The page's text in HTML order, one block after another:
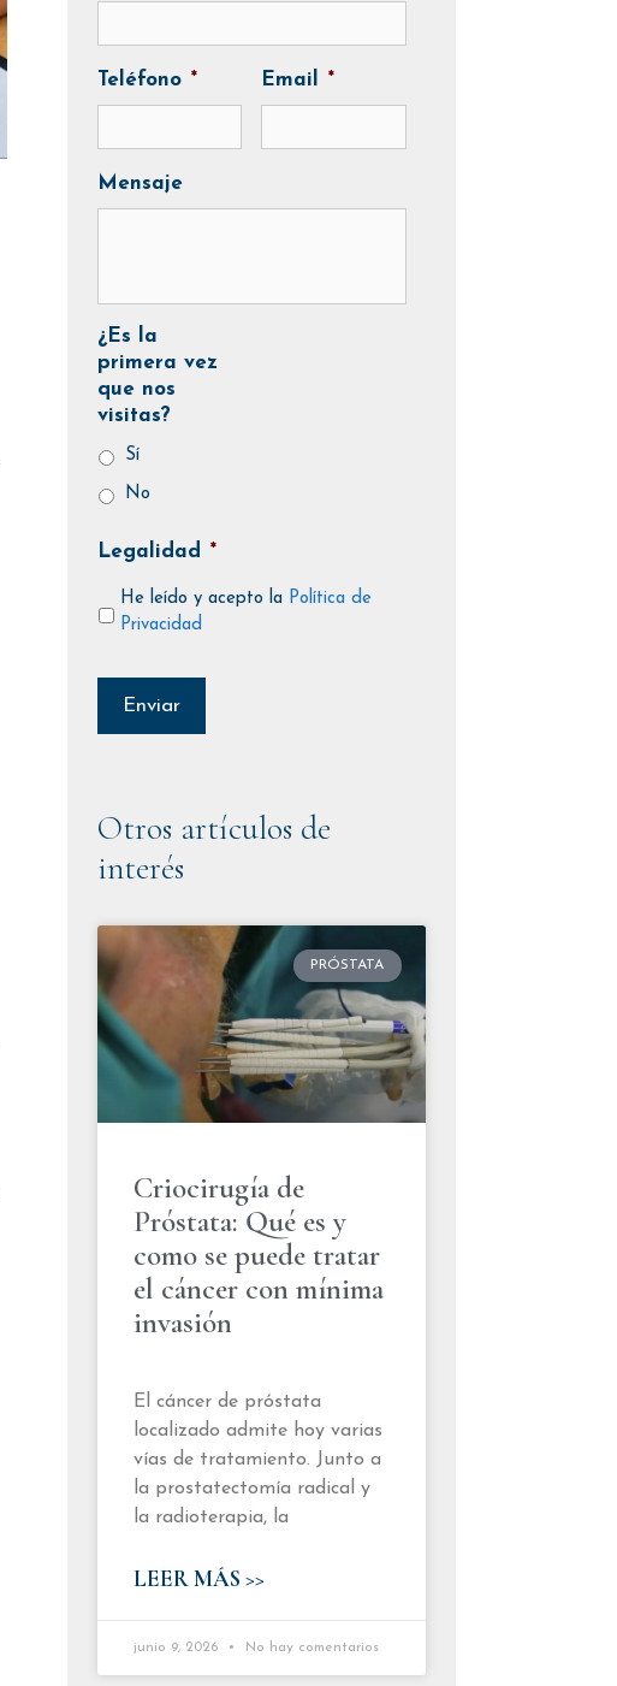
Teléfono * Email *
Mensaje
¿Es la
primera vez
que nos
visitas?
Sí
No
Legalidad *
He leído y acepto la Política de
Privacidad
Otros artículos de
interés
PRÓSTATA
Criocirugía de
Próstata: Qué es y
como se puede tratar
el cáncer con mínima
invasión
El cáncer de próstata
localizado admite hoy varias
vías de tratamiento. Junto a
la prostatectomía radical y
la radioterapia, la
LEER MÁS >>
junio 9, 2026 No hay comentarios